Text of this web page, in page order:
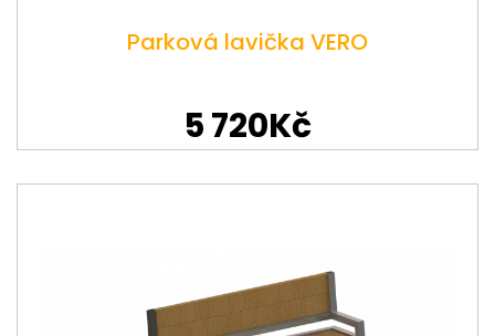
Parková lavička VERO
5 720Kč